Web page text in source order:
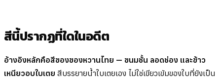
สีนี้ปรากฏที่ใดในอดีต
อ้างอิงหลักคือสีของของหวานไทย — ขนมชั้น ลอดช่อง และข้าว
เหนียวอบใบเตย สีบรรยายน้ำใบเตยเอง ไม่ใช่เขียวเข้มของใบที่ยังเป็น